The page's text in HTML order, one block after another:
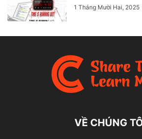
1 Tháng Mười Hai, 2025
VỀ CHÚNG